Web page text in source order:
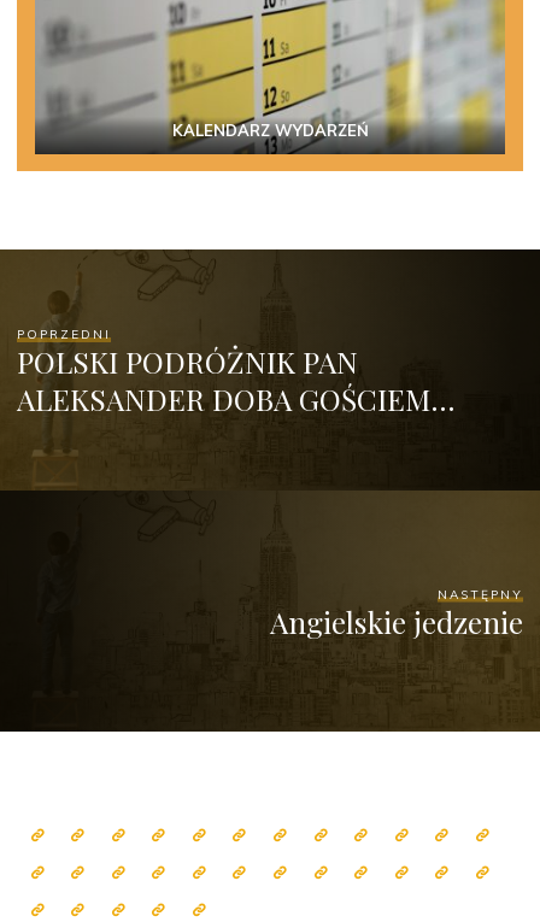
KALENDARZ WYDARZEŃ
POPRZEDNI
POLSKI PODRÓŻNIK PAN
ALEKSANDER DOBA GOŚCIEM…
NASTĘPNY
Angielskie jedzenie